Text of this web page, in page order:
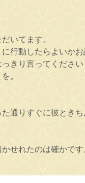
いてます。
行動したらよいかお
きり言ってくださ
。
通りすぐに彼とき
せれたのは確かです